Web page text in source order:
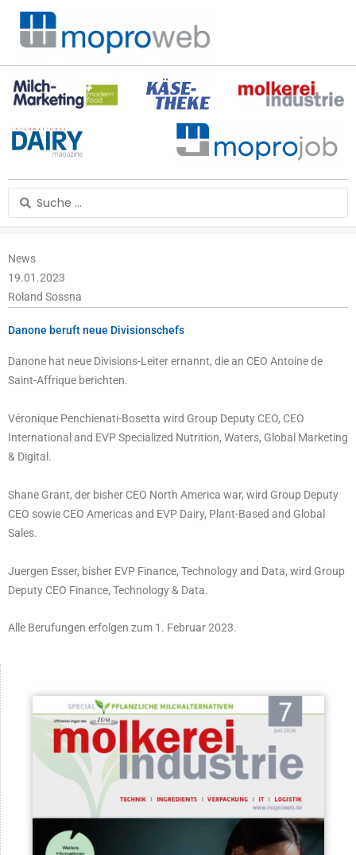
Zum
Inhalt
springen
Search
...
News
19.01.2023
Roland Sossna
Danone beruft neue Divisionschefs
Danone hat neue Divisions-Leiter ernannt, die an CEO Antoine de
Saint-Affrique berichten.
Véronique Penchienati-Bosetta wird Group Deputy CEO, CEO
International and EVP Specialized Nutrition, Waters, Global Marketing
& Digital.
Shane Grant, der bisher CEO North America war, wird Group Deputy
CEO sowie CEO Americas and EVP Dairy, Plant-Based and Global
Sales.
Juergen Esser, bisher EVP Finance, Technology and Data, wird Group
Deputy CEO Finance, Technology & Data.
Alle Berufungen erfolgen zum 1. Februar 2023.